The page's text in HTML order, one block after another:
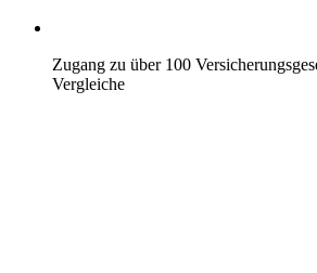
Zugang zu über 100
Vergleiche